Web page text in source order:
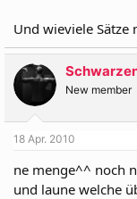
Und wieviele Sätze
New member
18 Apr. 2010
ne menge^^ noch
und laune welche